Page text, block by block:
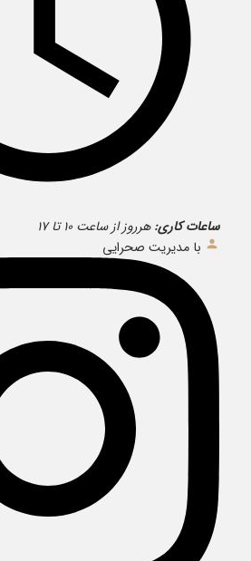
ساعات کاری: هرروز از ساعت ۱۰ تا ۱۷
با مدیریت صحرایی